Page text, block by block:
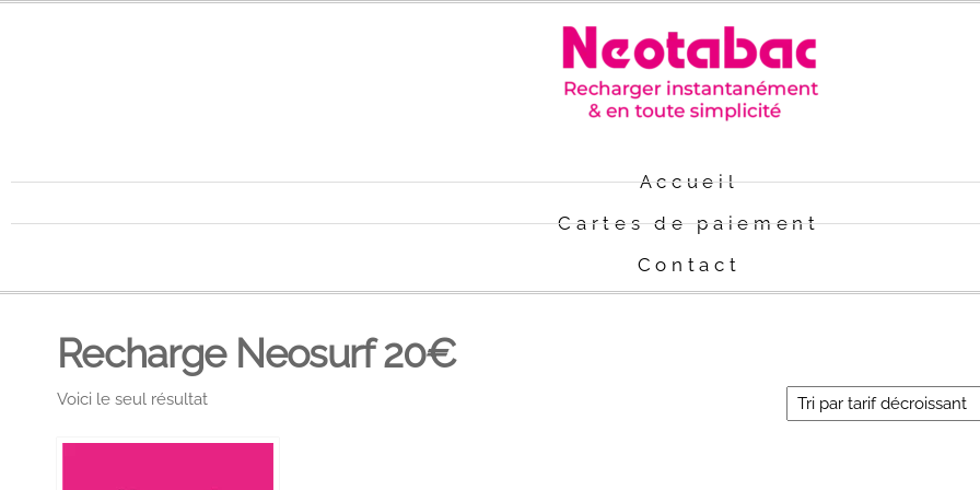
Accueil
Cartes de paiement
Contact
Recharge Neosurf 20€
Voici le seul résultat